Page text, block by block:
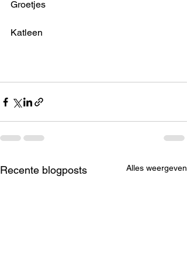
Groetjes
Katleen
Recente blogposts Alles weergeven